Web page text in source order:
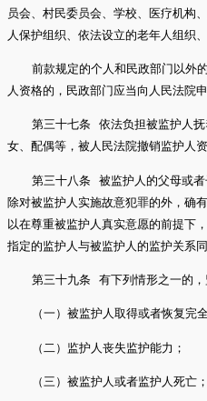
员会、村民委员会、学校、医疗机构
人保护组织、依法设立的老年人组织
前款规定的个人和民政部门以外
人资格的，民政部门应当向人民法院申
第三十七条 依法负担被监护人
女、配偶等，被人民法院撤销监护人
第三十八条 被监护人的父母或者
除对被监护人实施故意犯罪的外，确
以在尊重被监护人真实意愿的前提下
指定的监护人与被监护人的监护关系同
第三十九条 有下列情形之一的，
（一）被监护人取得或者恢复完
（二）监护人丧失监护能力；
（三）被监护人或者监护人死亡；